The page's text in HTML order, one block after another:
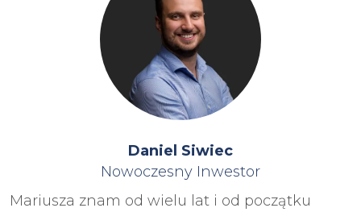
Daniel Siwiec
Nowoczesny Inwestor
Mariusza znam od wielu lat i od początku